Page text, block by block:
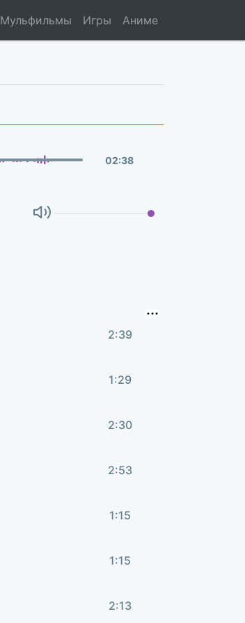
Мульфильмы Игры Аниме
02:38
2:39
1:29
2:30
2:53
1:15
1:15
2:13